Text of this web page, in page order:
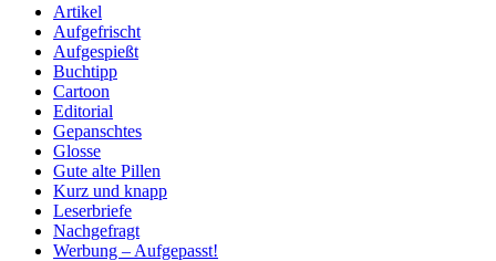
Artikel
Aufgefrischt
Aufgespießt
Buchtipp
Cartoon
Editorial
Gepanschtes
Glosse
Gute alte Pillen
Kurz und knapp
Leserbriefe
Nachgefragt
Werbung – Aufgepasst!